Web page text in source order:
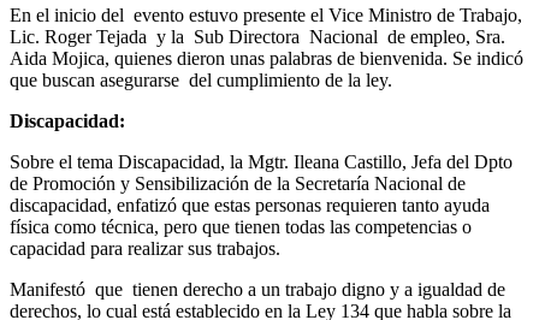
En el inicio del evento estuvo presente el Vice Ministro de Trabajo,
Lic. Roger Tejada y la Sub Directora Nacional de empleo, Sra.
Aida Mojica, quienes dieron unas palabras de bienvenida. Se indicó
que buscan asegurarse del cumplimiento de la ley.
Discapacidad:
Sobre el tema Discapacidad, la Mgtr. Ileana Castillo, Jefa del Dpto
de Promoción y Sensibilización de la Secretaría Nacional de
discapacidad, enfatizó que estas personas requieren tanto ayuda
física como técnica, pero que tienen todas las competencias o
capacidad para realizar sus trabajos.
Manifestó que tienen derecho a un trabajo digno y a igualdad de
derechos, lo cual está establecido en la Ley 134 que habla sobre la